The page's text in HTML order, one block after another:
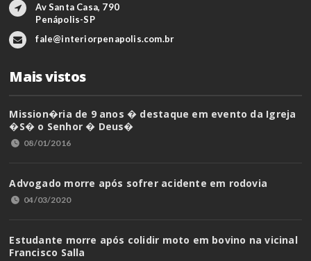
Av Santa Casa, 790
Penápolis-SP
fale@interiorpenapolis.com.br
Mais vistos
Mission�ria de 9 anos � destaque em evento da Igreja
�S� o Senhor � Deus�
08/01/2016
Advogado morre após sofrer acidente em rodovia
04/03/2020
Estudante morre após colidir moto em bovino na vicinal
Francisco Salla